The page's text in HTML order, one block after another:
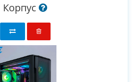
Корпус